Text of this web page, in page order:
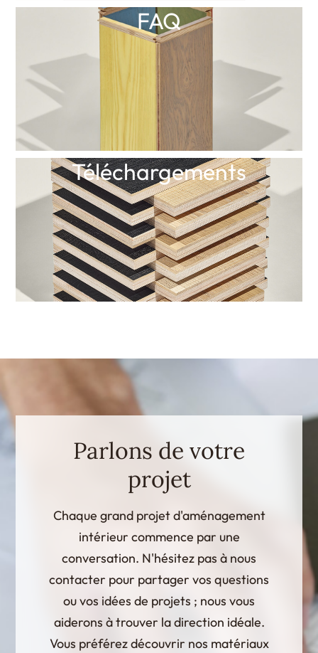
FAQ
Téléchargements
Parlons de votre
projet
Chaque grand projet d'aménagement
intérieur commence par une
conversation. N'hésitez pas à nous
contacter pour partager vos questions
ou vos idées de projets ; nous vous
aiderons à trouver la direction idéale.
Vous préférez découvrir nos matériaux